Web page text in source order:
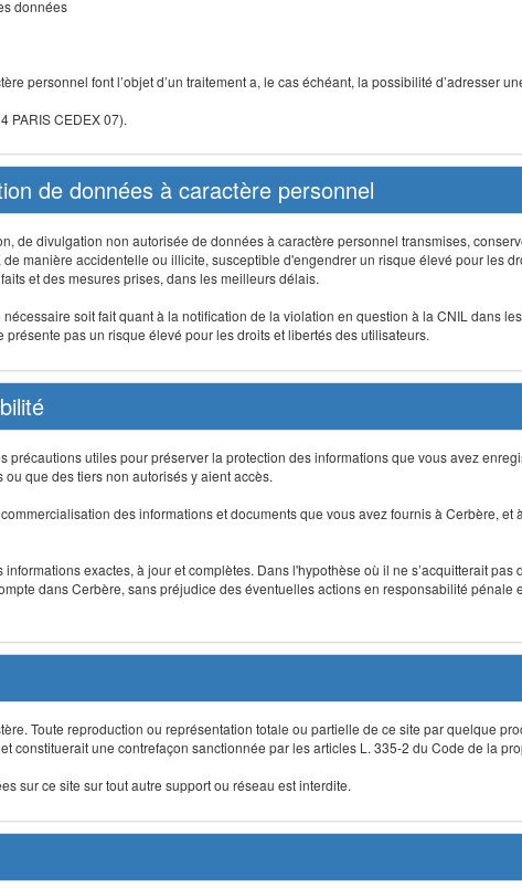
données
personnel font l’objet d’un traitement a, le cas échéant, la possibilité d’adresser
PARIS CEDEX 07).
de données à caractère personnel
de divulgation non autorisée de données à caractère personnel transmises,
manière accidentelle ou illicite, susceptible d'engendrer un risque élevé pour les
et des mesures prises, dans les meilleurs délais.
soit fait quant à la notification de la violation en question à la CNIL dans
pas un risque élevé pour les droits et libertés des utilisateurs.
précautions utiles pour préserver la protection des informations que vous avez
que des tiers non autorisés y aient accès.
des informations et documents que vous avez fournis à Cerbère, et
informations exactes, à jour et complètes. Dans l'hypothèse où il ne s’acquitterait
dans Cerbère, sans préjudice des éventuelles actions en responsabilité pénale
Toute reproduction ou représentation totale ou partielle de ce site par quelque
constituerait une contrefaçon sanctionnée par les articles L. 335-2 du Code de la
sur ce site sur tout autre support ou réseau est interdite.